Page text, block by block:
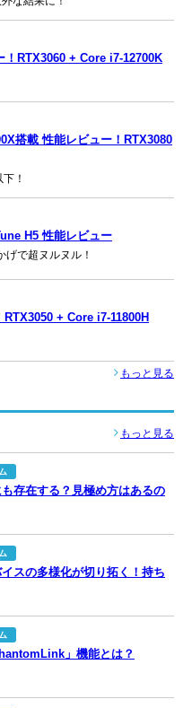
！RTX3060 + Core i7-12700K
搭載 性能レビュー！RTX3080
！
H5 性能レビュー
で超ヌルヌル！
+ Core i7-11800H
もっと見る
もっと見る
存在する？見極め方はあるの
スの多様化が切り拓く！持ち
」機能とは？